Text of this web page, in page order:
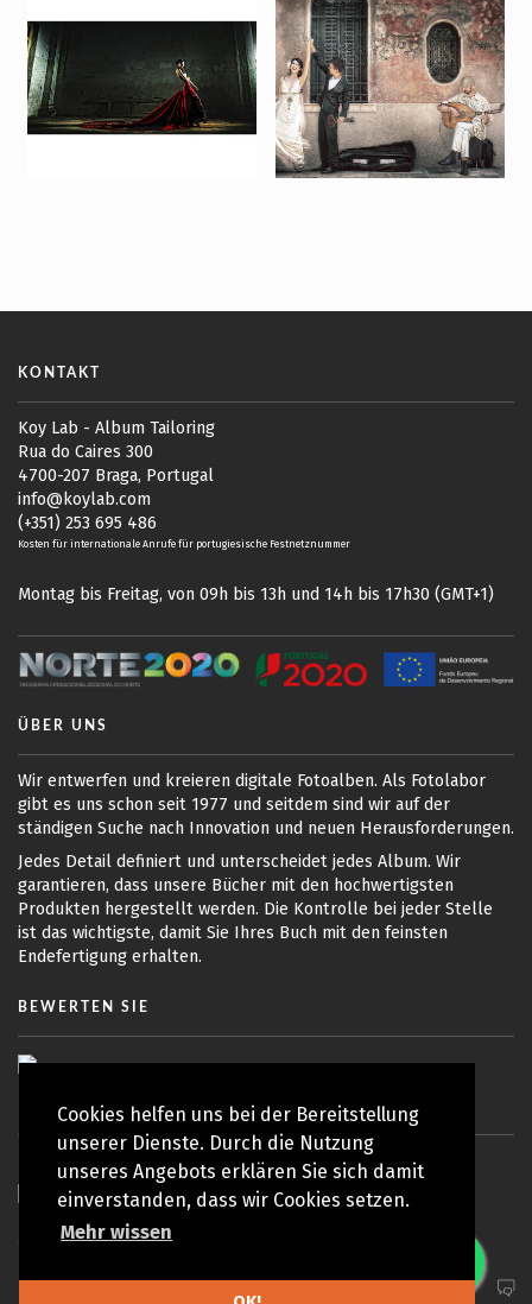
Cookies helfen uns bei der Bereitstellung
unserer Dienste. Durch die Nutzung
unseres Angebots erklären Sie sich damit
einverstanden, dass wir Cookies setzen.
Mehr wissen
KONTAKT
Koy Lab - Album Tailoring
Rua do Caires 300
4700-207 Braga, Portugal
info@koylab.com
(+351) 253 695 486
Kosten für internationale Anrufe für portugiesische Festnetznummer
Montag bis Freitag, von 09h bis 13h und 14h bis 17h30 (GMT+1)
ÜBER UNS
Wir entwerfen und kreieren digitale Fotoalben. Als Fotolabor
gibt es uns schon seit 1977 und seitdem sind wir auf der
ständigen Suche nach Innovation und neuen Herausforderungen.
Jedes Detail definiert und unterscheidet jedes Album. Wir
garantieren, dass unsere Bücher mit den hochwertigsten
Produkten hergestellt werden. Die Kontrolle bei jeder Stelle
ist das wichtigste, damit Sie Ihres Buch mit den feinsten
Endefertigung erhalten.
BEWERTEN SIE
© Copyright 2010 - 2026 Koy Lab | Alle Rechte vorbehalten
OBEN